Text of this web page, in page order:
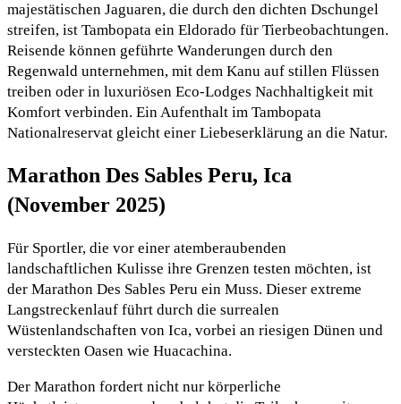
majestätischen Jaguaren, die durch den dichten Dschungel
streifen, ist Tambopata ein Eldorado für Tierbeobachtungen.
Reisende können geführte Wanderungen durch den
Regenwald unternehmen, mit dem Kanu auf stillen Flüssen
treiben oder in luxuriösen Eco-Lodges Nachhaltigkeit mit
Komfort verbinden. Ein Aufenthalt im Tambopata
Nationalreservat gleicht einer Liebeserklärung an die Natur.
Marathon Des Sables Peru, Ica
(November 2025)
Für Sportler, die vor einer atemberaubenden
landschaftlichen Kulisse ihre Grenzen testen möchten, ist
der Marathon Des Sables Peru ein Muss. Dieser extreme
Langstreckenlauf führt durch die surrealen
Wüstenlandschaften von Ica, vorbei an riesigen Dünen und
versteckten Oasen wie Huacachina.
Der Marathon fordert nicht nur körperliche